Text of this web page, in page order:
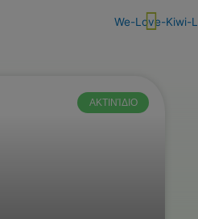
ΑΚΤΙΝΊΔΙΟ